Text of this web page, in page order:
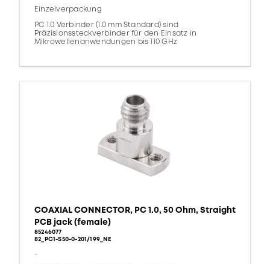
Einzelverpackung
PC 1.0 Verbinder (1.0 mm Standard) sind
Präzisionssteckverbinder für den Einsatz in
Mikrowellenanwendungen bis 110 GHz
COAXIAL CONNECTOR, PC 1.0, 50 Ohm, Straight
PCB jack (female)
85246077
82_PC1-S50-0-201/199_NE
-